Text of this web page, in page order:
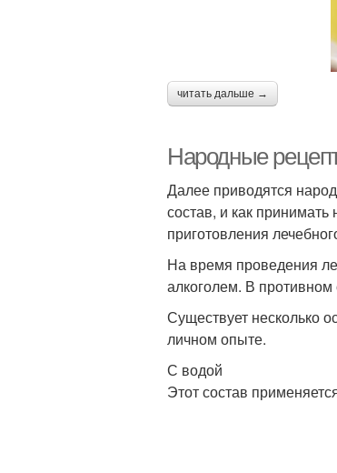
читать дальше →
Народные
Далее приводятся
состав, и как
приготовления
На время проведения
алкоголем. В
Существует несколько
личном опыте.
С водой
Этот состав